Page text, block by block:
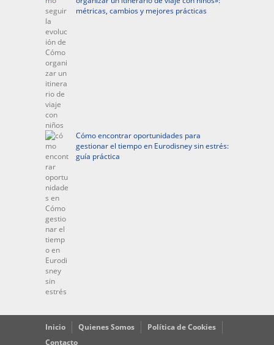
métricas, cambios y mejores prácticas
Cómo encontrar oportunidades para
gestionar el tiempo en Eurodisney sin estrés:
guía práctica
Inicio Quienes Somos
Política de Cookies
Contacto